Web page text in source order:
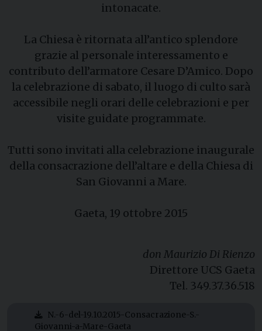
intonacate.
La Chiesa è ritornata all’antico splendore
grazie al personale interessamento e
contributo dell’armatore Cesare D’Amico. Dopo
la celebrazione di sabato, il luogo di culto sarà
accessibile negli orari delle celebrazioni e per
visite guidate programmate.
Tutti sono invitati alla celebrazione inaugurale
della consacrazione dell’altare e della Chiesa di
San Giovanni a Mare.
Gaeta, 19 ottobre 2015
don Maurizio Di Rienzo
Direttore UCS Gaeta
Tel. 349.37.36.518
N.-6-del-19.10.2015-Consacrazione-S.-
Giovanni-a-Mare-Gaeta